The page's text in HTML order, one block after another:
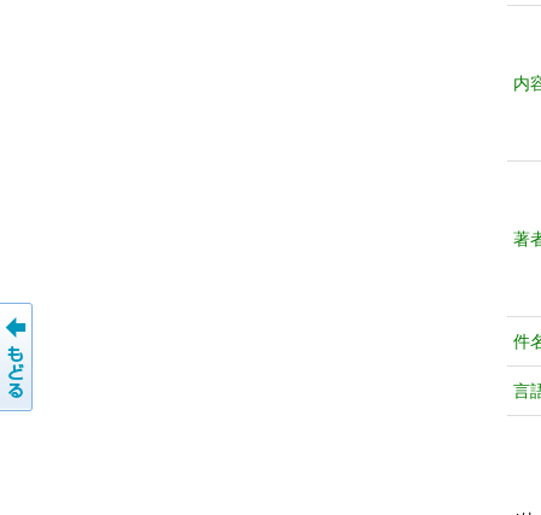
内
著
件
言